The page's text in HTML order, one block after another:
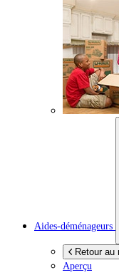
Aides-déménageurs
Retour au
Aperçu